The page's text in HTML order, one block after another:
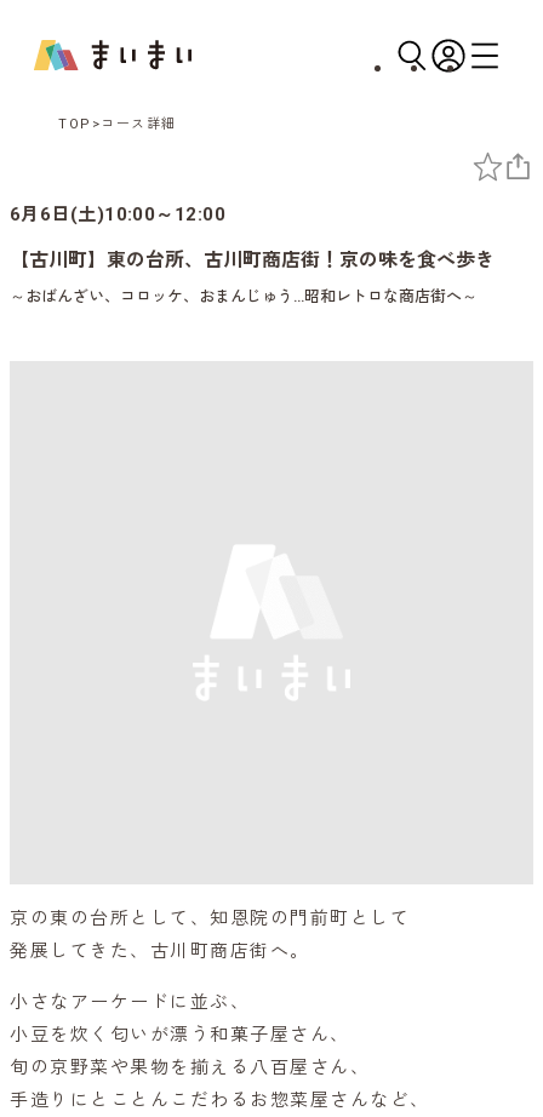
TOP コース詳細
6月6日(土)10:00～12:00
【古川町】東の台所、古川町商店街！京の味を食べ歩き
～おばんざい、コロッケ、おまんじゅう…昭和レトロな商店街へ～
京の東の台所として、知恩院の門前町として
発展してきた、古川町商店街へ。
小さなアーケードに並ぶ、
小豆を炊く匂いが漂う和菓子屋さん、
旬の京野菜や果物を揃える八百屋さん、
手造りにとことんこだわるお惣菜屋さんなど、